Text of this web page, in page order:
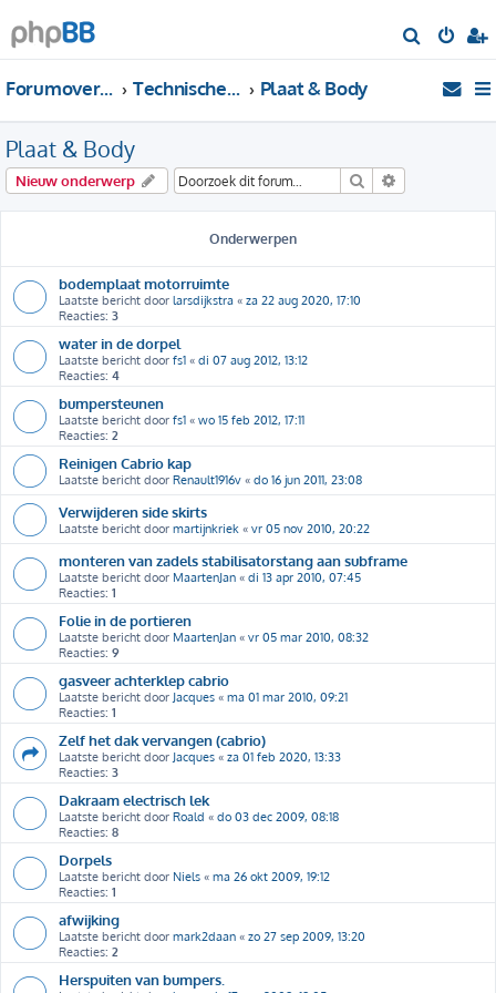
o
Forumoverzicht Technische Forums Plaat & Body
Plaat & Body
Nieuw onderwerp Zoek
Onderwerpen
bodemplaat motorruimte
Laatste bericht door larsdijkstra « za 22 aug 2020, 17:10
Reacties: 3
water in de dorpel
Laatste bericht door fs1 « di 07 aug 2012, 13:12
Reacties: 4
bumpersteunen
Laatste bericht door fs1 « wo 15 feb 2012, 17:11
Reacties: 2
Reinigen Cabrio kap
Laatste bericht door Renault1916v « do 16 jun 2011, 23:08
Verwijderen side skirts
Laatste bericht door martijnkriek « vr 05 nov 2010, 20:22
monteren van zadels stabilisatorstang aan subframe
Laatste bericht door MaartenJan « di 13 apr 2010, 07:45
Reacties: 1
Folie in de portieren
Laatste bericht door MaartenJan « vr 05 mar 2010, 08:32
Reacties: 9
gasveer achterklep cabrio
Laatste bericht door Jacques « ma 01 mar 2010, 09:21
Reacties: 1
Zelf het dak vervangen (cabrio)
Laatste bericht door Jacques « za 01 feb 2020, 13:33
Reacties: 3
Dakraam electrisch lek
Laatste bericht door Roald « do 03 dec 2009, 08:18
Reacties: 8
Dorpels
Laatste bericht door Niels « ma 26 okt 2009, 19:12
Reacties: 1
afwijking
Laatste bericht door mark2daan « zo 27 sep 2009, 13:20
Reacties: 2
Herspuiten van bumpers.